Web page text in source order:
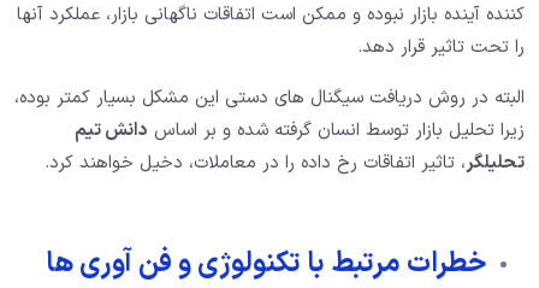
کننده آینده بازار نبوده و ممکن است اتفاقات ناگهانی بازار، عملکرد آنها
را تحت تاثیر قرار دهد.
البته در روش دریافت سیگنال های دستی این مشکل بسیار کمتر بوده،
زیرا تحلیل بازار توسط انسان گرفته شده و بر اساس دانش تیم
تحلیلگر، تاثیر اتفاقات رخ داده را در معاملات، دخیل خواهند کرد.
خطرات مرتبط با تکنولوژی و فن آوری ها